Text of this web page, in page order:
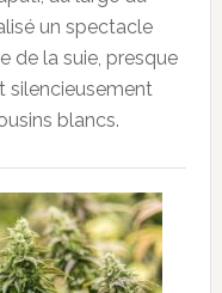
un spectacle
de la suie, presque
silencieusement
blancs.